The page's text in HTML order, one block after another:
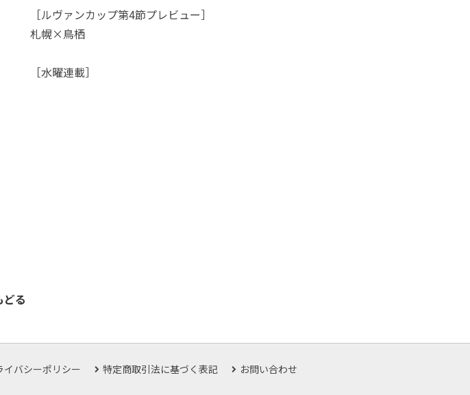
［ルヴァンカップ第4節プレビュー］
札幌×鳥栖
［水曜連載］
どる
イバシーポリシー 特定商取引法に基づく表記 お問い合わせ